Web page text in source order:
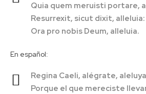
Quia quem meruisti portare,
Resurrexit, sicut dixit, alleluia:
Ora pro nobis Deum, alleluia.
En español:
Regina Caeli, alégrate,
Porque el que mereciste